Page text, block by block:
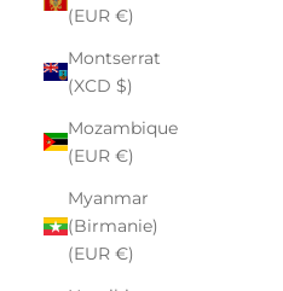
(EUR €)
Montserrat
(XCD $)
Mozambique
(EUR €)
Myanmar
(Birmanie)
(EUR €)